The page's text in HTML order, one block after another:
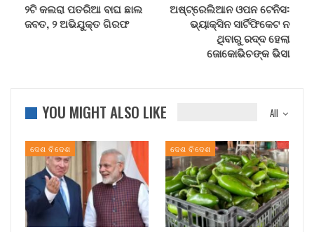
୨ଟି କଲରା ପତରିଆ ବାଘ ଛାଲ
ଜବତ, ୨ ଅଭିଯୁକ୍ତ ଗିରଫ
ଅଷ୍ଟ୍ରେଲିଆନ ଓପନ ଟେନିସ:
ଭ୍ୟାକ୍ସିନ ସାର୍ଟିଫିକେଟ ନ
ଥିବାରୁ ରଦ୍ଦ ହେଲା
ଜୋକୋଭିଚଙ୍କ ଭିସା
All
YOU MIGHT ALSO LIKE
ଦେଶ ବିଦେଶ ଦେଶ ବିଦେଶ